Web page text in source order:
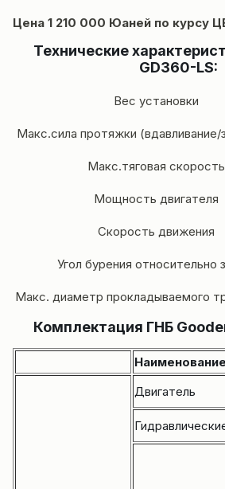
Цена 1 210 000 Юаней по курсу
Технические
GD360-LS:
Вес установки
Макс.сила протяжки (вдавливание/
Макс.тяговая скорость
Мощность двигателя
Скорость движения
Угол бурения относительно
Макс. диаметр прокладываемого
Комплектация ГНБ
Наименование
Двигатель